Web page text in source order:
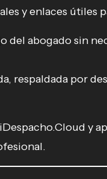
y enlaces útiles
del abogado sin
respaldada por
y